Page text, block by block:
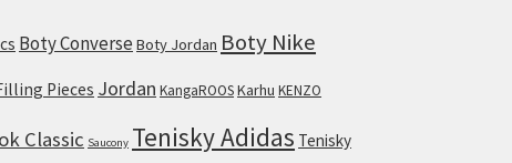
Boty Converse Boty Jordan Boty Nike
Pieces Jordan KangaROOSKarhu KENZO
Classic Saucony Tenisky Adidas Tenisky